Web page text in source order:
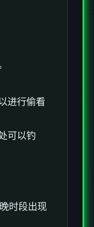
进行偷看
可以钓
时段出现